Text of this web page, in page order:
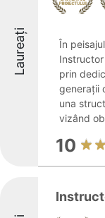
Laureați
În
prin
generații
una
vizând
10